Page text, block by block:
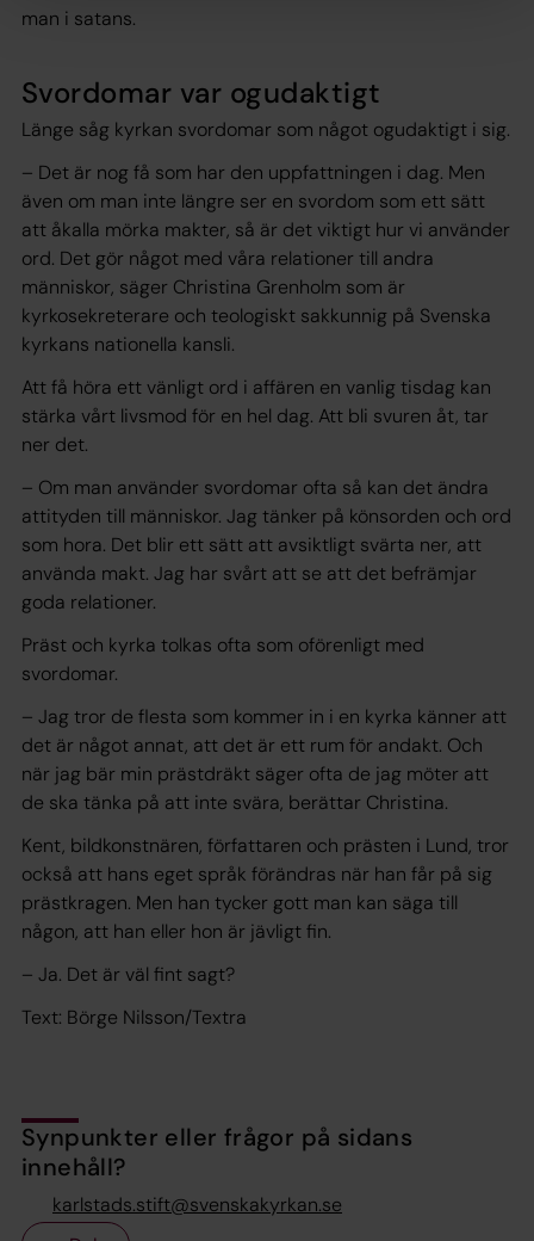
man i satans.
Svordomar var ogudaktigt
Länge såg kyrkan svordomar som något ogudaktigt i sig.
– Det är nog få som har den uppfattningen i dag. Men
även om man inte längre ser en svordom som ett sätt
att åkalla mörka makter, så är det viktigt hur vi använder
ord. Det gör något med våra relationer till andra
människor, säger Christina Grenholm som är
kyrkosekreterare och teologiskt sakkunnig på Svenska
kyrkans nationella kansli.
Att få höra ett vänligt ord i affären en vanlig tisdag kan
stärka vårt livsmod för en hel dag. Att bli svuren åt, tar
ner det.
– Om man använder svordomar ofta så kan det ändra
attityden till människor. Jag tänker på könsorden och ord
som hora. Det blir ett sätt att avsiktligt svärta ner, att
använda makt. Jag har svårt att se att det befrämjar
goda relationer.
Präst och kyrka tolkas ofta som oförenligt med
svordomar.
– Jag tror de flesta som kommer in i en kyrka känner att
det är något annat, att det är ett rum för andakt. Och
när jag bär min prästdräkt säger ofta de jag möter att
de ska tänka på att inte svära, berättar Christina.
Kent, bildkonstnären, författaren och prästen i Lund, tror
också att hans eget språk förändras när han får på sig
prästkragen. Men han tycker gott man kan säga till
någon, att han eller hon är jävligt fin.
– Ja. Det är väl fint sagt?
Text: Börge Nilsson/Textra
Synpunkter eller frågor på sidans
innehåll?
karlstads.stift@svenskakyrkan.se